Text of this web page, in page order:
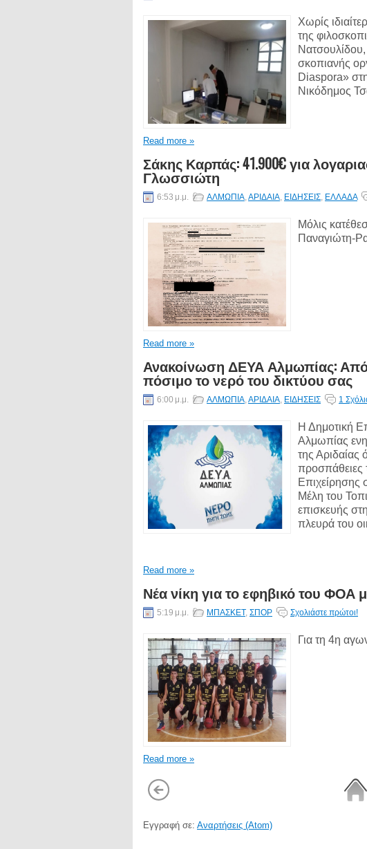
Χωρίς
της
σκοπιανής
Diaspora»
Νικόδημος
Read more »
Σάκης Καρπάς: 41.900€ για
Γλωσσιώτη
6:53 μ.μ. ΑΛΜΩΠΙΑ,ΑΡΙΔΑΙΑ, ΕΙΔΗΣΕΙΣ, ΕΛΛΑΔΑ
Μόλις
Παναγιώτη-
Read more »
Ανακοίνωση ΔΕΥΑ Αλμωπίας: Από
πόσιμο το νερό του δικτύου σας
6:00 μ.μ. ΑΛΜΩΠΙΑ,ΑΡΙΔΑΙΑ, ΕΙΔΗΣΕΙΣ 1
Η Δημοτική
Αλμωπίας
της Αριδαίας
προσπάθειες
Επιχείρησης
Μέλη του
επισκευής
πλευρά του
Read more »
Νέα νίκη για το εφηβικό του ΦΟΑ
5:19 μ.μ. ΜΠΑΣΚΕΤ, ΣΠΟΡ Σχολιάστε πρώτοι!
Για τη 4η
Read more »
Εγγραφή σε: Αναρτήσεις (Atom)